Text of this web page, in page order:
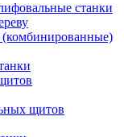
станки
щитов